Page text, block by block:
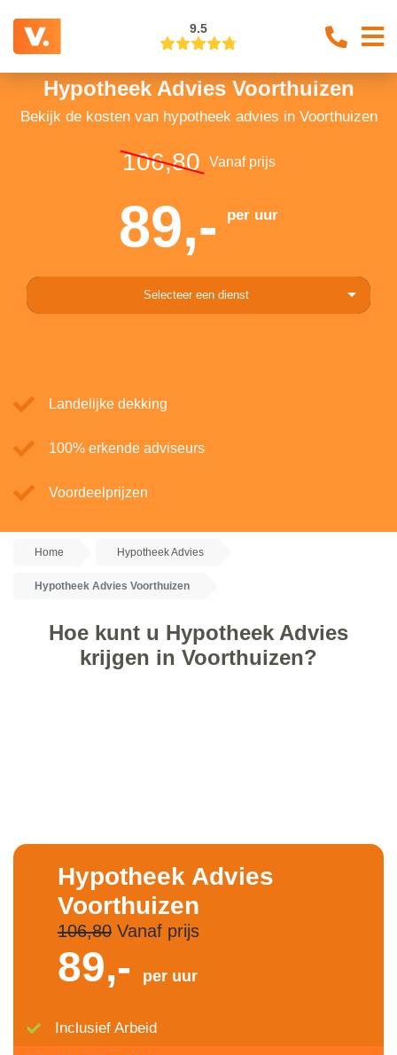
9.5
Hypotheek Advies Voorthuizen
Bekijk de kosten van hypotheek advies in Voorthuizen
106,80 Vanaf prijs
89,- per uur
Selecteer een dienst
Landelijke dekking
100% erkende adviseurs
Voordeelprijzen
Home Hypotheek Advies
Hypotheek Advies Voorthuizen
Hoe kunt u Hypotheek Advies
krijgen in Voorthuizen?
Hypotheek Advies
Voorthuizen
106,80Vanaf prijs
89,- per uur
Inclusief Arbeid